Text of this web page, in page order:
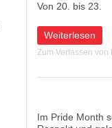
Von 20. bis 23.
Weiterlesen
über Die Late
Zum Verfassen
Im Pride Month